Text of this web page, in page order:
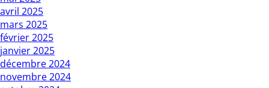
avril 2025
mars 2025
février 2025
janvier 2025
décembre 2024
novembre 2024